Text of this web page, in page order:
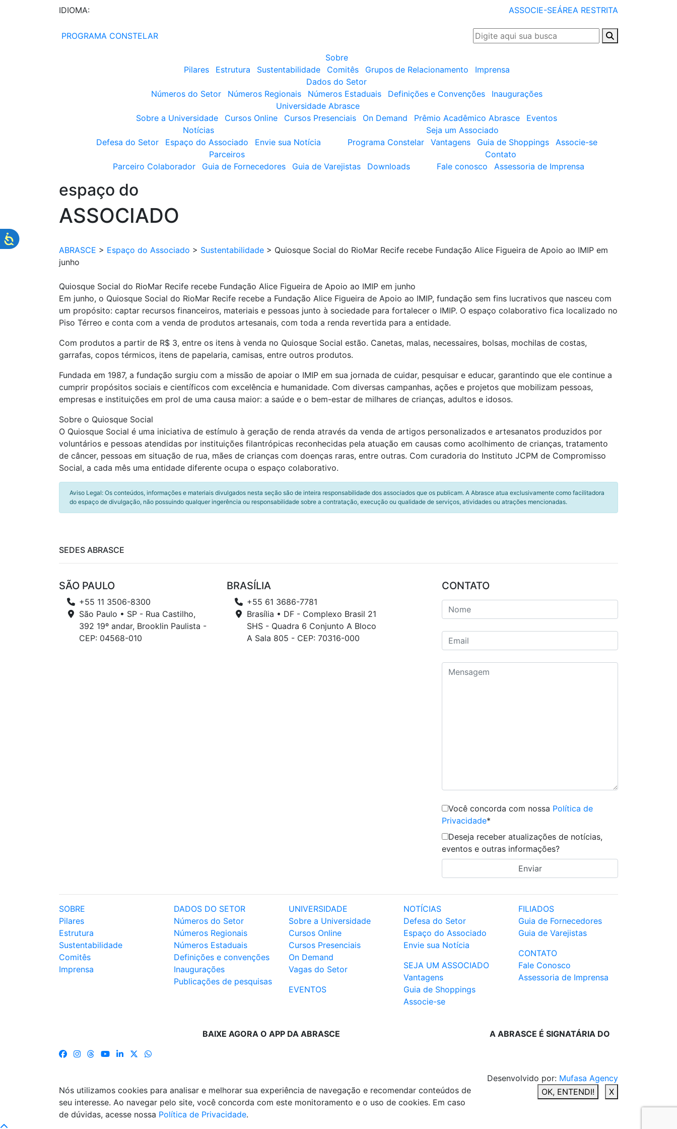
IDIOMA: ASSOCIE-SEÁREA RESTRITA
PROGRAMA CONSTELAR
Sobre
Pilares
Estrutura Sustentabilidade Comitês Grupos de Relacionamento
Imprensa
Dados do Setor
Números do Setor
Números Regionais Números Estaduais Definições e Convenções
Inaugurações
Universidade Abrasce
Sobre a Universidade
Cursos Online Cursos Presenciais On Demand Prêmio Acadêmico Abrasce
Eventos
Notícias
Defesa do Setor
Espaço do Associado Envie sua Notícia
Seja um Associado
Programa Constelar
Vantagens Guia de Shoppings
Associe-se
Parceiros
Parceiro Colaborador
Guia de Fornecedores Guia de Varejistas Downloads
Contato
Fale conosco
Assessoria de Imprensa
espaço do
ASSOCIADO
ABRASCE > Espaço do Associado > Sustentabilidade > Quiosque Social do RioMar Recife recebe Fundação Alice Figueira de Apoio ao IMIP em
junho
Quiosque Social do RioMar Recife recebe Fundação Alice Figueira de Apoio ao IMIP em junho
Em junho, o Quiosque Social do RioMar Recife recebe a Fundação Alice Figueira de Apoio ao IMIP, fundação sem fins lucrativos que nasceu com
um propósito: captar recursos financeiros, materiais e pessoas junto à sociedade para fortalecer o IMIP. O espaço colaborativo fica localizado no
Piso Térreo e conta com a venda de produtos artesanais, com toda a renda revertida para a entidade.
Com produtos a partir de R$ 3, entre os itens à venda no Quiosque Social estão. Canetas, malas, necessaires, bolsas, mochilas de costas,
garrafas, copos térmicos, itens de papelaria, camisas, entre outros produtos.
Fundada em 1987, a fundação surgiu com a missão de apoiar o IMIP em sua jornada de cuidar, pesquisar e educar, garantindo que ele continue a
cumprir propósitos sociais e científicos com excelência e humanidade. Com diversas campanhas, ações e projetos que mobilizam pessoas,
empresas e instituições em prol de uma causa maior: a saúde e o bem-estar de milhares de crianças, adultos e idosos.
Sobre o Quiosque Social
O Quiosque Social é uma iniciativa de estímulo à geração de renda através da venda de artigos personalizados e artesanatos produzidos por
voluntários e pessoas atendidas por instituições filantrópicas reconhecidas pela atuação em causas como acolhimento de crianças, tratamento
de câncer, pessoas em situação de rua, mães de crianças com doenças raras, entre outras. Com curadoria do Instituto JCPM de Compromisso
Social, a cada mês uma entidade diferente ocupa o espaço colaborativo.
Aviso Legal: Os conteúdos, informações e materiais divulgados nesta seção são de inteira responsabilidade dos associados que os publicam. A Abrasce atua exclusivamente como facilitadora
do espaço de divulgação, não possuindo qualquer ingerência ou responsabilidade sobre a contratação, execução ou qualidade de serviços, atividades ou atrações mencionadas.
SEDES ABRASCE
SÃO PAULO
+55 11 3506-8300
São Paulo • SP - Rua Castilho,
392 19º andar, Brooklin Paulista -
CEP: 04568-010
BRASÍLIA
+55 61 3686-7781
Brasília • DF - Complexo Brasil 21
SHS - Quadra 6 Conjunto A Bloco
A Sala 805 - CEP: 70316-000
CONTATO
Você concorda com nossa Política de
Privacidade*
Deseja receber atualizações de notícias,
eventos e outras informações?
SOBRE
Pilares
Estrutura
Sustentabilidade
Comitês
Imprensa
DADOS DO SETOR
Números do Setor
Números Regionais
Números Estaduais
Definições e convenções
Inaugurações
Publicações de pesquisas
UNIVERSIDADE
Sobre a Universidade
Cursos Online
Cursos Presenciais
On Demand
Vagas do Setor
EVENTOS
NOTÍCIAS
Defesa do Setor
Espaço do Associado
Envie sua Notícia
SEJA UM ASSOCIADO
Vantagens
Guia de Shoppings
Associe-se
FILIADOS
Guia de Fornecedores
Guia de Varejistas
CONTATO
Fale Conosco
Assessoria de Imprensa
BAIXE AGORA O APP DA ABRASCE A ABRASCE É SIGNATÁRIA DO
Desenvolvido por: Mufasa Agency
Nós utilizamos cookies para analisar e melhorar sua experiência de navegação e recomendar conteúdos de
seu interesse. Ao navegar pelo site, você concorda com este monitoramento e o uso de cookies. Em caso
de dúvidas, acesse nossa Política de Privacidade.
OK, ENTENDI! X